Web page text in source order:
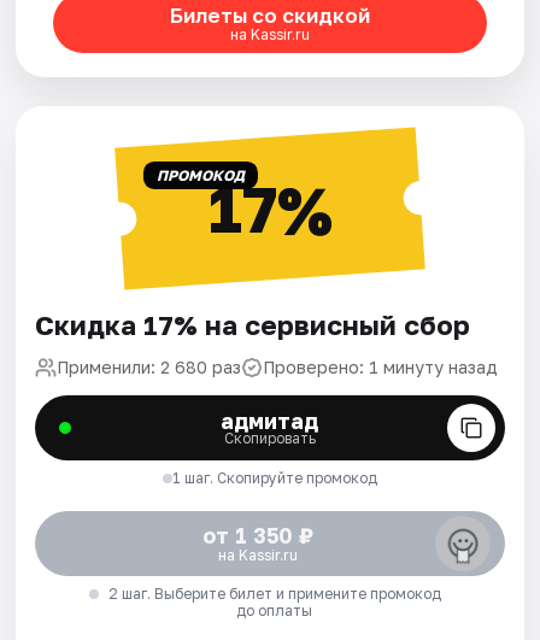
Билеты со скидкой
на Kassir.ru
ПРОМОКОД17%
Скидка 17% на сервисный сбор
Применили: 2 680 раз Проверено: 1 минуту назад
адмитад
Скопировать
1 шаг. Скопируйте промокод
от 1 350 ₽
на Kassir.ru
2 шаг. Выберите билет и примените промокод
до оплаты